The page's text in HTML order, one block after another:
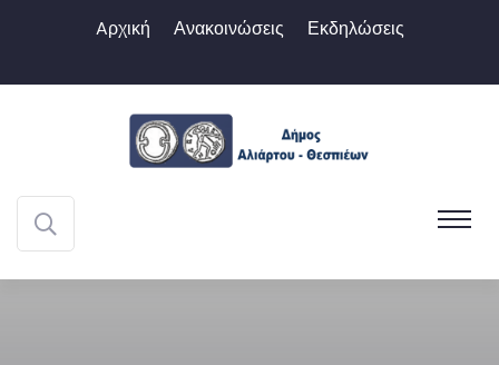
Aρχική Ανακοινώσεις Εκδηλώσεις